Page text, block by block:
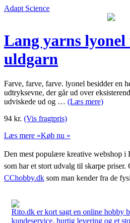
Adapt Science
Lang yarns
uldgarn
Farve, farve, farve. lyonel besidder en
udtryksevne, der går ud over
udviskede ud og … (Læs mere)
94 kr. (Vis fragtpris)
Læs mere »Køb nu »
Den mest populære kreative webshop i
som har et stort udvalg til skarpe priser.
CChobby.dk som man kender fra de
Rito.dk er kort sagt en online hobby
kundeservice, hurtig levering og et